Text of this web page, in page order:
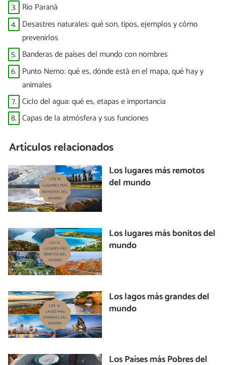
3. Río Paraná
4. Desastres naturales: qué son, tipos, ejemplos y cómo
prevenirlos
5. Banderas de países del mundo con nombres
6. Punto Nemo: qué es, dónde está en el mapa, qué hay y
animales
7. Ciclo del agua: qué es, etapas e importancia
8. Capas de la atmósfera y sus funciones
Artículos relacionados
Los lugares más remotos
del mundo
Los lugares más bonitos del
mundo
Los lagos más grandes del
mundo
Los Países más Pobres del